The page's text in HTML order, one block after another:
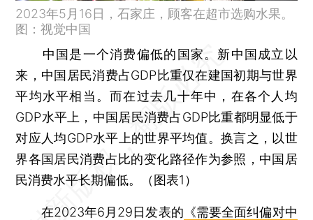
2023年5月16日，石家庄，顾客在超市选购水果。
图：视觉中国
中国是一个消费偏低的国家。新中国成立以
来，中国居民消费占GDP比重仅在建国初期与世界
平均水平相当。而在过去几十年中，在各个人均
GDP水平上，中国居民消费占GDP比重都明显低于
对应人均GDP水平上的世界平均值。换言之，以世
界各国居民消费占比的变化路径作为参照，中国居
民消费水平长期偏低。（图表1）
在2023年6月29日发表的 《需要全面纠偏对中